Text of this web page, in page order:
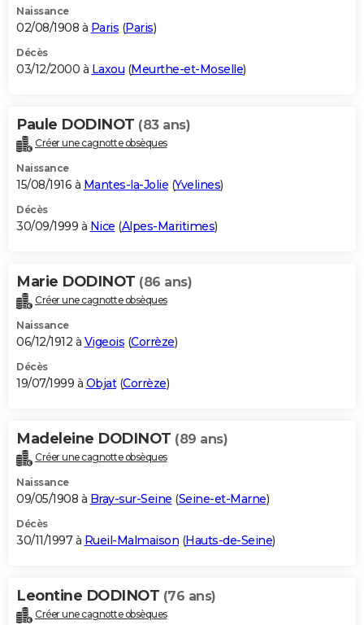
Naissance
02/08/1908 à Paris (Paris)
Décès
03/12/2000 à Laxou (Meurthe-et-Moselle)
Paule DODINOT (83 ans)
Créer une cagnotte obsèques
Naissance
15/08/1916 à Mantes-la-Jolie (Yvelines)
Décès
30/09/1999 à Nice (Alpes-Maritimes)
Marie DODINOT (86 ans)
Créer une cagnotte obsèques
Naissance
06/12/1912 à Vigeois (Corrèze)
Décès
19/07/1999 à Objat(Corrèze)
Madeleine DODINOT (89 ans)
Créer une cagnotte obsèques
Naissance
09/05/1908 à Bray-sur-Seine (Seine-et-Marne)
Décès
30/11/1997 à Rueil-Malmaison (Hauts-de-Seine)
Leontine DODINOT (76 ans)
Créer une cagnotte obsèques